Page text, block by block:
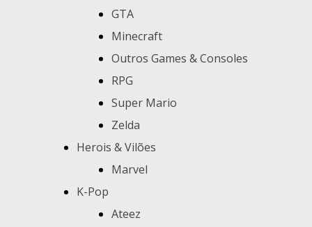
GTA
Minecraft
Outros Games & Consoles
RPG
Super Mario
Zelda
Herois & Vilões
Marvel
K-Pop
Ateez